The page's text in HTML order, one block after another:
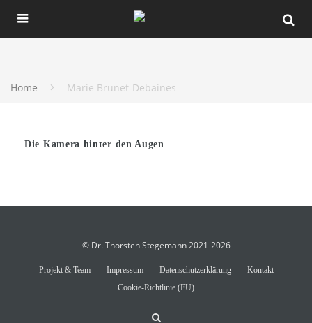
Home Marie Brunet-Debaines
Die Kamera hinter den Augen
© Dr. Thorsten Stegemann 2021-2026
Projekt & Team Impressum Datenschutzerklärung
Kontakt
Cookie-Richtlinie (EU)